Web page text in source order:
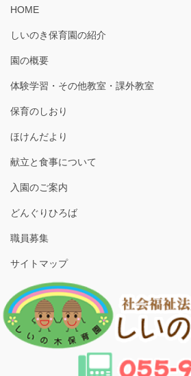
HOME
しいのき保育園の紹介
園の概要
体験学習・その他教室・課外教室
保育のしおり
ほけんだより
献立と食事について
入園のご案内
どんぐりひろば
職員募集
サイトマップ